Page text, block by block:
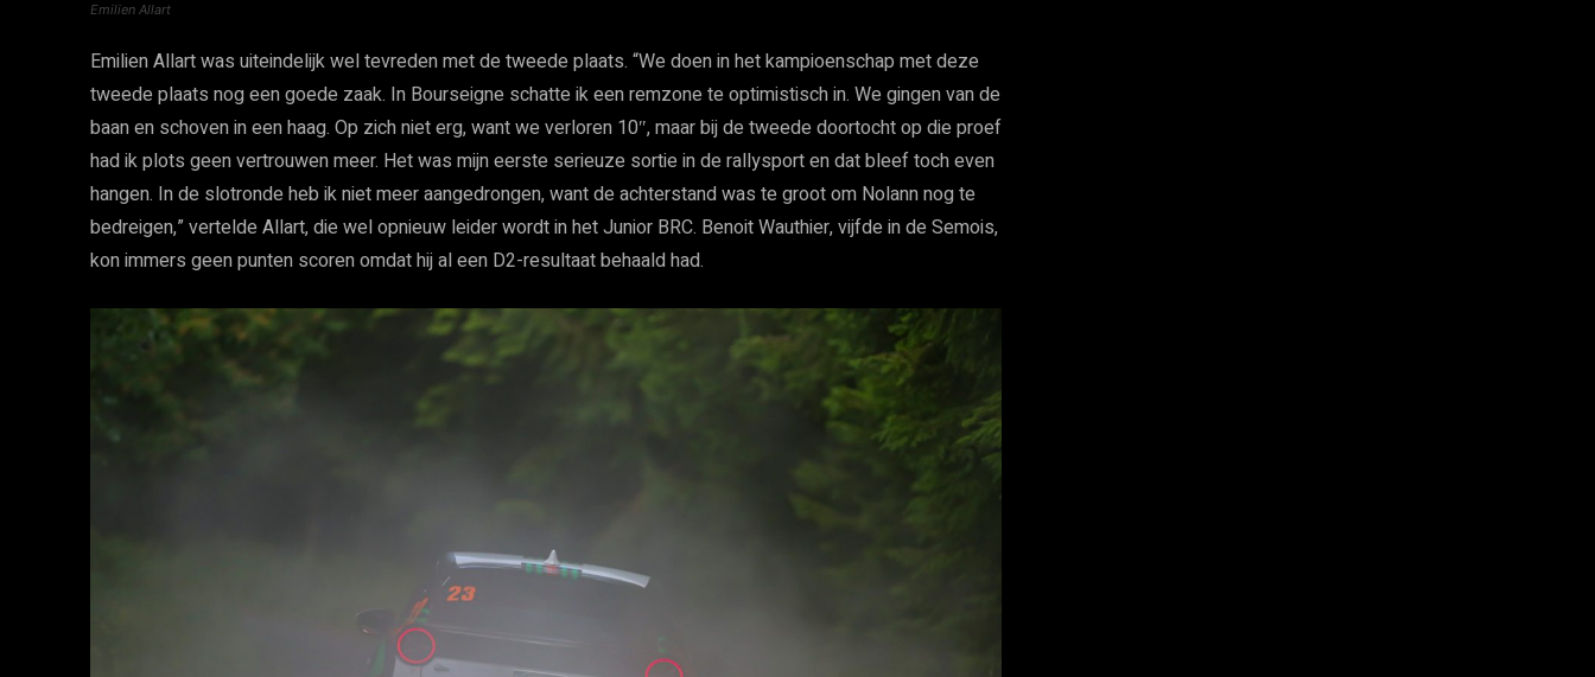
Emilien Allart
Emilien Allart was uiteindelijk wel tevreden met de tweede plaats. “We doen in het kampioenschap met deze
tweede plaats nog een goede zaak. In Bourseigne schatte ik een remzone te optimistisch in. We gingen van de
baan en schoven in een haag. Op zich niet erg, want we verloren 10″, maar bij de tweede doortocht op die proef
had ik plots geen vertrouwen meer. Het was mijn eerste serieuze sortie in de rallysport en dat bleef toch even
hangen. In de slotronde heb ik niet meer aangedrongen, want de achterstand was te groot om Nolann nog te
bedreigen,” vertelde Allart, die wel opnieuw leider wordt in het Junior BRC. Benoit Wauthier, vijfde in de Semois,
kon immers geen punten scoren omdat hij al een D2-resultaat behaald had.